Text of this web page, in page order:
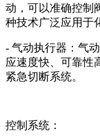
动，可以准确控制
种技术广泛应用于
- 气动执行器：气
应速度快、可靠性
紧急切断系统。
控制系统：